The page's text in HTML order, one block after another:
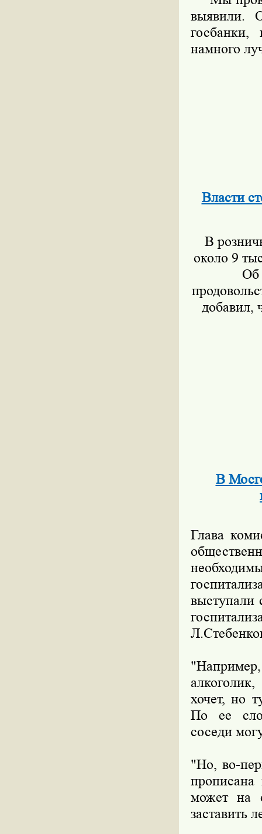
выявили.
намного
Власти
В
около 9
Об
добавил,
В
Глава
выступали
хочет, но
По ее
соседи
"Но, во-
может на
заставить